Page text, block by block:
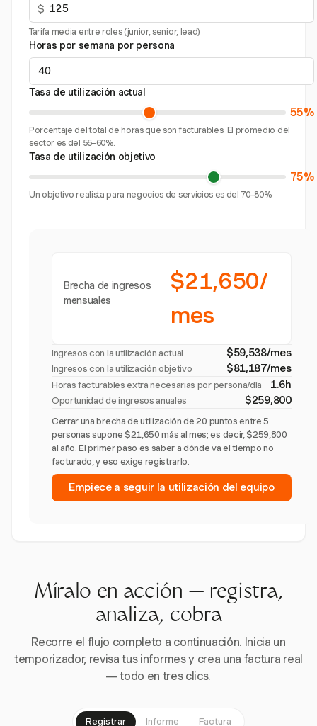
$
Tarifa media entre roles (junior, senior, lead)
Horas por semana por persona
Tasa de utilización actual
55%
Porcentaje del total de horas que son facturables. El promedio del
sector es del 55–60%.
Tasa de utilización objetivo
75%
Un objetivo realista para negocios de servicios es del 70–80%.
Brecha de ingresos
mensuales
$21,650/
mes
Ingresos con la utilización actual $59,538/mes
Ingresos con la utilización objetivo $81,187/mes
Horas facturables extra necesarias por persona/día 1.6h
Oportunidad de ingresos anuales $259,800
Cerrar una brecha de utilización de 20 puntos entre 5
personas supone $21,650 más al mes; es decir, $259,800
al año. El primer paso es saber a dónde va el tiempo no
facturado, y eso exige registrarlo.
Empiece a seguir la utilización del equipo
Míralo en acción — registra,
analiza, cobra
Recorre el flujo completo a continuación. Inicia un
temporizador, revisa tus informes y crea una factura real
— todo en tres clics.
Registrar Informe Factura